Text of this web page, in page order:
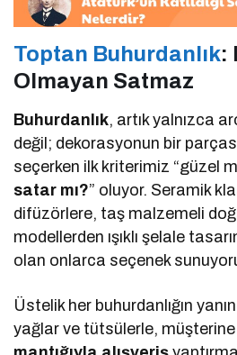
Toptan Buhurdanlık:
Olmayan Satmaz
Buhurdanlık, artık yalnızca
değil; dekorasyonun bir
seçerken ilk kriterimiz “güzel
satar mı?” oluyor. Seramik
difüzörlere, taş malzemeli
modellerden ışıklı şelale
olan onlarca seçenek
Üstelik her buhurdanlığın
yağlar ve tütsülerle, müşterine